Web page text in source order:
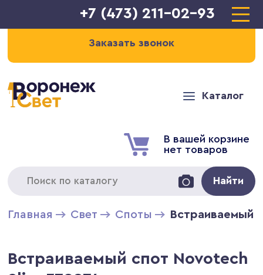
+7 (473) 211-02-93
Заказать звонок
Каталог
В вашей корзине
нет товаров
Найти
Главная Свет Cпоты Встраиваемый
Встраиваемый спот Novotech